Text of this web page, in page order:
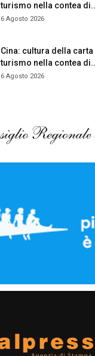
turismo nella contea
6 Agosto 2026
Cina: cultura della carta
turismo nella contea
6 Agosto 2026